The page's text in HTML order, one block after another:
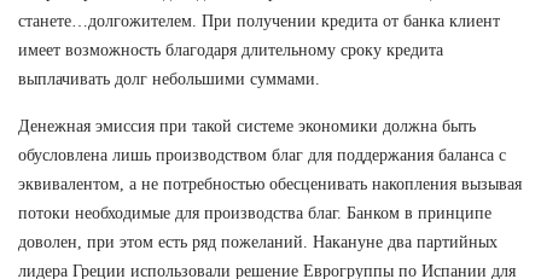
станете…долгожителем. При получении кредита от банка клиент
имеет возможность благодаря длительному сроку кредита
выплачивать долг небольшими суммами.
Денежная эмиссия при такой системе экономики должна быть
обусловлена лишь производством благ для поддержания баланса с
эквивалентом, а не потребностью обесценивать накопления вызывая
потоки необходимые для производства благ. Банком в принципе
доволен, при этом есть ряд пожеланий. Накануне два партийных
лидера Греции использовали решение Еврогруппы по Испании для